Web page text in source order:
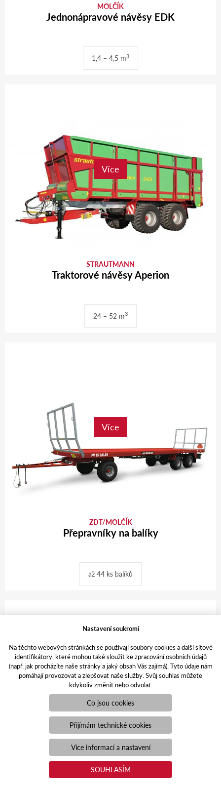
MOLČÍK
Jednonápravové návěsy EDK
1,4 – 4,5 m3
Více
STRAUTMANN
Traktorové návěsy Aperion
24 – 52 m3
Více
ZDT/MOLČÍK
Přepravníky na balíky
až 44 ks balíků
Více
ZDT
Nastavení soukromí
Na těchto webových stránkách se používají soubory cookies a další síťové
identifikátory, které mohou také sloužit ke zpracování osobních údajů
(např. jak procházíte naše stránky a jaký obsah Vás zajímá). Tyto údaje nám
pomáhají provozovat a zlepšovat naše služby. Svůj souhlas můžete
kdykoliv změnit nebo odvolat.
Co jsou cookies
Přijímám technické cookies
Více informací a nastavení
SOUHLASÍM